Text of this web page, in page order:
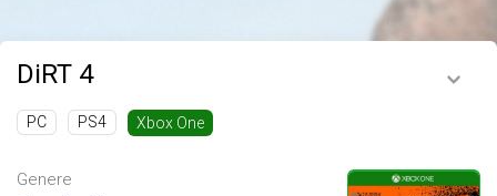
DiRT 4
PC PS4 Xbox One
Genere